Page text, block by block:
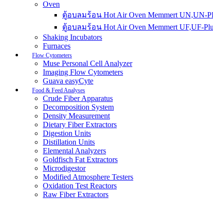
Oven
ตู้อบลมร้อน Hot Air Oven Memmert UN,UN-
ตู้อบลมร้อน Hot Air Oven Memmert UF,UF-
Shaking Incubators
Furnaces
Flow Cytometers
Muse Personal Cell Analyzer
Imaging Flow Cytometers
Guava easyCyte
Food & Feed Analyses
Crude Fiber Apparatus
Decomposition System
Density Measurement
Dietary Fiber Extractors
Digestion Units
Distillation Units
Elemental Analyzers
Goldfisch Fat Extractors
Microdigestor
Modified Atmosphere Testers
Oxidation Test Reactors
Raw Fiber Extractors